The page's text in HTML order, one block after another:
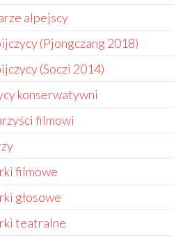
alpejscy
(Pjongczang 2018)
(Soczi 2014)
konserwatywni
filmowi
filmowe
głosowe
teatralne